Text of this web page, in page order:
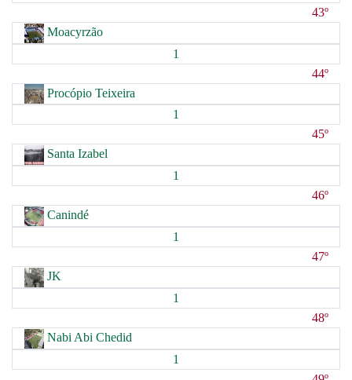
43º
Moacyrzão
1
44º
Procópio Teixeira
1
45º
Santa Izabel
1
46º
Canindé
1
47º
JK
1
48º
Nabi Abi Chedid
1